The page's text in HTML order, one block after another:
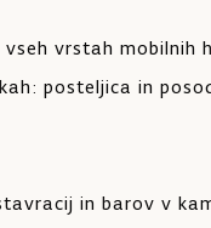
vrstah mobilnih
posteljica in
in barov v